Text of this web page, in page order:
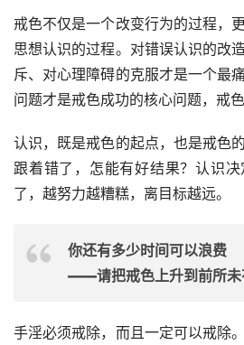
戒色不仅是一个改变行为的过程，
思想认识的过程。对错误认识的改
斥、对心理障碍的克服才是一个最
问题才是戒色成功的核心问题，戒
认识，既是戒色的起点，也是戒色
跟着错了，怎能有好结果？认识
了，越努力越糟糕，离目标越远。
你还有多少时间可以浪费
——请把戒色上升到前所未
手淫必须戒除，而且一定可以戒除